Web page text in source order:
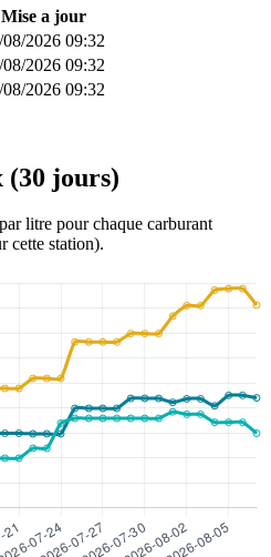
Mise a jour
2026 09:32
2026 09:32
2026 09:32
(30 jours)
litre pour chaque carburant
cette station).